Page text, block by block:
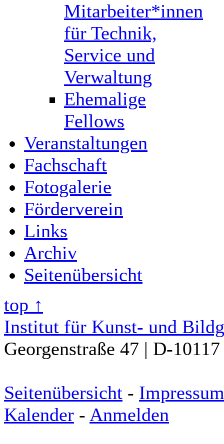
Mitarbeiter*innen
für Technik,
Service und
Verwaltung
Ehemalige
Fellows
Veranstaltungen
Fachschaft
Fotogalerie
Förderverein
Links
Archiv
Seitenübersicht
top ↑
Institut für Kunst- und
Georgenstraße 47 | D-
Seitenübersicht - Impressum
Kalender - Anmelden